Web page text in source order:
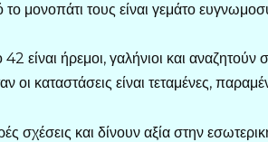
το μονοπάτι τους είναι γεμάτο
είναι ήρεμοι, γαλήνιοι και αναζητούν
οι καταστάσεις είναι τεταμένες,
σχέσεις και δίνουν αξία στην